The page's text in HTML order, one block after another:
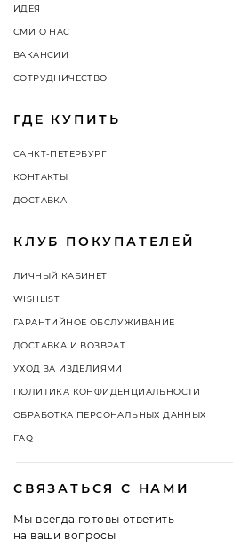
ИДЕЯ
СМИ О НАС
ВАКАНСИИ
СОТРУДНИЧЕСТВО
ГДЕ КУПИТЬ
САНКТ-ПЕТЕРБУРГ
КОНТАКТЫ
ДОСТАВКА
КЛУБ ПОКУПАТЕЛЕЙ
ЛИЧНЫЙ КАБИНЕТ
WISHLIST
ГАРАНТИЙНОЕ ОБСЛУЖИВАНИЕ
ДОСТАВКА И ВОЗВРАТ
УХОД ЗА ИЗДЕЛИЯМИ
ПОЛИТИКА КОНФИДЕНЦИАЛЬНОСТИ
ОБРАБОТКА ПЕРСОНАЛЬНЫХ ДАННЫХ
FAQ
СВЯЗАТЬСЯ С НАМИ
Мы всегда готовы ответить
на ваши вопросы